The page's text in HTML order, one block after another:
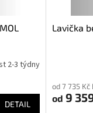
2-3 týdny
DETAIL
Lavička
od 7 735 Kč
od 9